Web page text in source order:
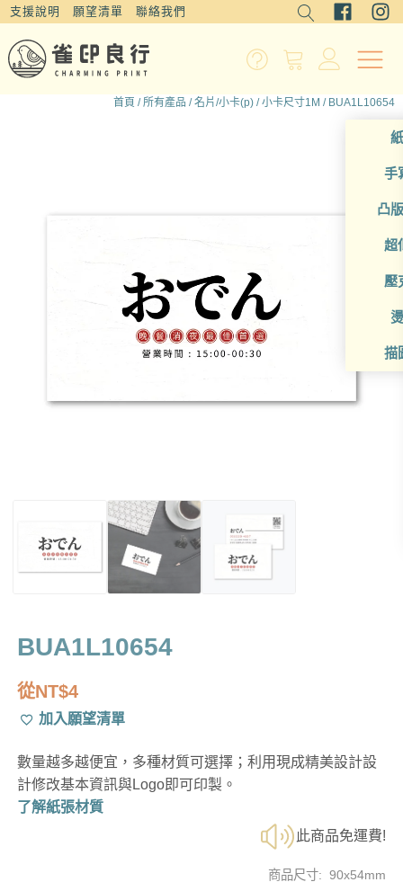
支援說明 願望清單 聯絡我們
手
凸
超
壓
描
首頁 /所有產品 /名片/小卡(p) /小卡尺寸1M / BUA1L10654
BUA1L10654
從NT$4
加入願望清單
數量越多越便宜，多種材質可選擇；利用現成精美設計設
計修改基本資訊與Logo即可印製。
了解紙張材質
此商品免運費!
商品尺寸: 90x54mm